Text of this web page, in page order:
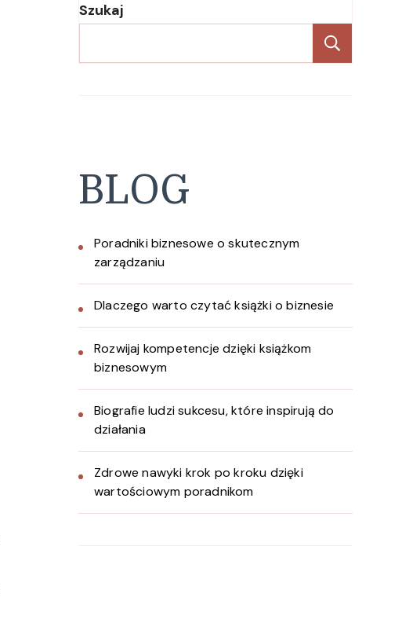
Szukaj
BLOG
Poradniki biznesowe o skutecznym
zarządzaniu
Dlaczego warto czytać książki o biznesie
Rozwijaj kompetencje dzięki książkom
biznesowym
Biografie ludzi sukcesu, które inspirują do
działania
Zdrowe nawyki krok po kroku dzięki
wartościowym poradnikom